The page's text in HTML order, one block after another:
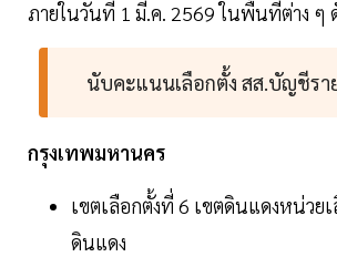
ภายในวันที่ 1 มี.ค. 2569 ในพื้นที่ต่าง ๆ
นับคะแนนเลือกตั้ง สส.บัญชีร
กรุงเทพมหานคร
เขตเลือกตั้งที่ 6 เขตดินแดงหน่วย
ดินแดง